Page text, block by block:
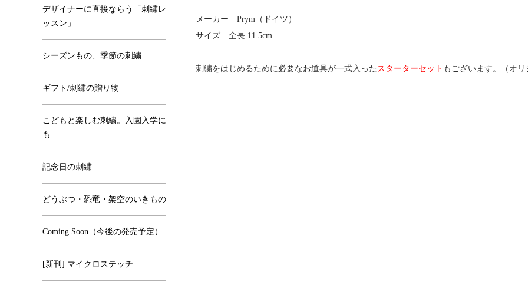
メーカー Prym（ドイツ）
サイズ 全長 11.5cm
刺繍をはじめるために必要なお道具が一式入った スターターセット もございます。（オ
デザイナーに直接ならう「刺繍レ
ッスン」
シーズンもの、季節の刺繍
ギフト/刺繍の贈り物
こどもと楽しむ刺繍。入園入学に
も
記念日の刺繍
どうぶつ・恐竜・架空のいきもの
Coming Soon（今後の発売予定）
[新刊] マイクロステッチ